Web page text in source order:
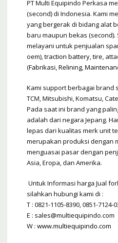
PT Multi Equipindo Perkasa
(second) di Indonesia. Kami
yang bergerak di bidang alat
baru maupun bekas (second).
melayani untuk penjualan
oem),traction battery,tire,
(Fabrikasi,Relining,
Kami support berbagai brand
TCM, Mitsubishi, Komatsu,
Pada saat ini brand yang
adalah dari negara Jepang.
lepas dari kualitas merk unit
merupakan produksi dengan
menguasai pasar dengan
Asia, Eropa, dan Amerika.
Untuk Informasi harga Jual
silahkan hubungi kami di :
T : 0821-1105-8390, 0851-7124-
E : sales@multiequipindo.com
W : www.multiequipindo.com